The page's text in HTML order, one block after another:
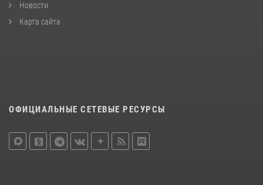
Новости
Карта сайта
ОФИЦИАЛЬНЫЕ СЕТЕВЫЕ РЕСУРСЫ